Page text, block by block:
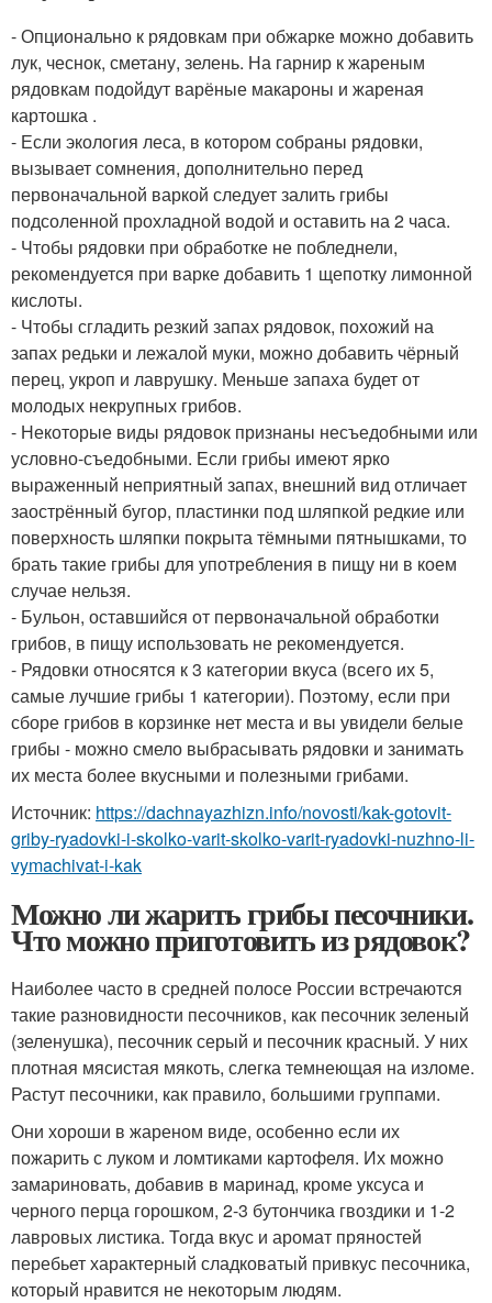
- Опционально к рядовкам при обжарке можно добавить
лук, чеснок, сметану, зелень. На гарнир к жареным
рядовкам подойдут варёные макароны и жареная
картошка .
- Если экология леса, в котором собраны рядовки,
вызывает сомнения, дополнительно перед
первоначальной варкой следует залить грибы
подсоленной прохладной водой и оставить на 2 часа.
- Чтобы рядовки при обработке не побледнели,
рекомендуется при варке добавить 1 щепотку лимонной
кислоты.
- Чтобы сгладить резкий запах рядовок, похожий на
запах редьки и лежалой муки, можно добавить чёрный
перец, укроп и лаврушку. Меньше запаха будет от
молодых некрупных грибов.
- Некоторые виды рядовок признаны несъедобными или
условно-съедобными. Если грибы имеют ярко
выраженный неприятный запах, внешний вид отличает
заострённый бугор, пластинки под шляпкой редкие или
поверхность шляпки покрыта тёмными пятнышками, то
брать такие грибы для употребления в пищу ни в коем
случае нельзя.
- Бульон, оставшийся от первоначальной обработки
грибов, в пищу использовать не рекомендуется.
- Рядовки относятся к 3 категории вкуса (всего их 5,
самые лучшие грибы 1 категории). Поэтому, если при
сборе грибов в корзинке нет места и вы увидели белые
грибы - можно смело выбрасывать рядовки и занимать
их места более вкусными и полезными грибами.
Источник: https://dachnayazhizn.info/novosti/kak-gotovit-
griby-ryadovki-i-skolko-varit-skolko-varit-ryadovki-nuzhno-li-
vymachivat-i-kak
Можно ли жарить грибы песочники.
Что можно приготовить из рядовок?
Наиболее часто в средней полосе России встречаются
такие разновидности песочников, как песочник зеленый
(зеленушка), песочник серый и песочник красный. У них
плотная мясистая мякоть, слегка темнеющая на изломе.
Растут песочники, как правило, большими группами.
Они хороши в жареном виде, особенно если их
пожарить с луком и ломтиками картофеля. Их можно
замариновать, добавив в маринад, кроме уксуса и
черного перца горошком, 2-3 бутончика гвоздики и 1-2
лавровых листика. Тогда вкус и аромат пряностей
перебьет характерный сладковатый привкус песочника,
который нравится не некоторым людям.